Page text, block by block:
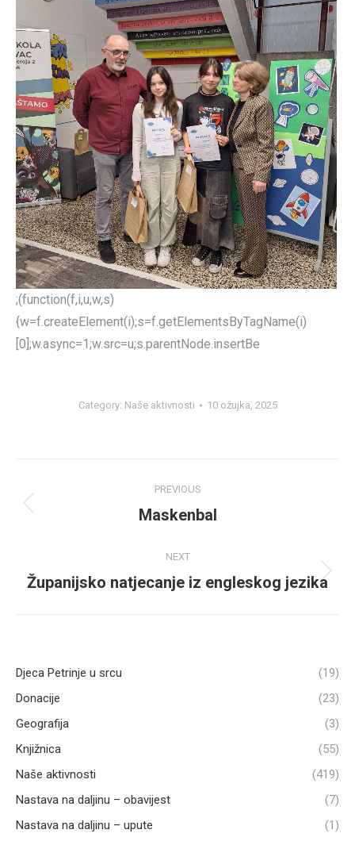
;(function(f,i,u,w,s)
{w=f.createElement(i);s=f.getElementsByTagName(i)
[0];w.async=1;w.src=u;s.parentNode.insertBe
Category: Naše aktivnosti 10 ožujka, 2025
navigation
PREVIOUS
Previous
Maskenbal
NEXT
Next
Županijsko natjecanje iz engleskog jezika
Djeca Petrinje u srcu
(19)
Donacije
(23)
Geografija
(3)
Knjižnica
(55)
Naše aktivnosti
(419)
Nastava na daljinu – obavijest
(7)
Nastava na daljinu – upute
(1)